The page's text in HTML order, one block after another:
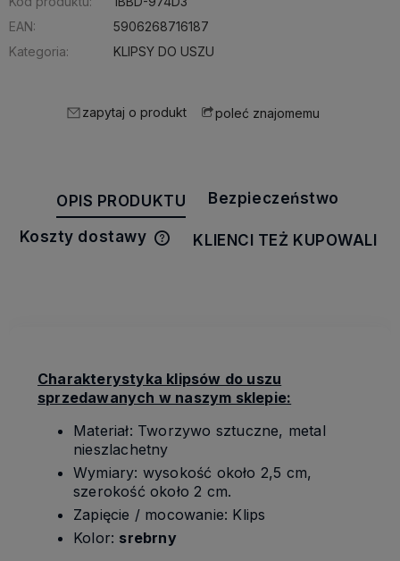
EAN:
5906268716187
Kategoria:
KLIPSY DO USZU
zapytaj o produkt poleć znajomemu
OPIS PRODUKTU Bezpieczeństwo
Koszty dostawy
Cena nie zawiera ewentualnych
KLIENCI TEŻ KUPOWALI
Charakterystyka klipsów do uszu
sprzedawanych w naszym sklepie:
Materiał: Tworzywo sztuczne, metal
nieszlachetny
Wymiary: wysokość około 2,5 cm,
szerokość około 2 cm.
Zapięcie / mocowanie: Klips
Kolor: srebrny